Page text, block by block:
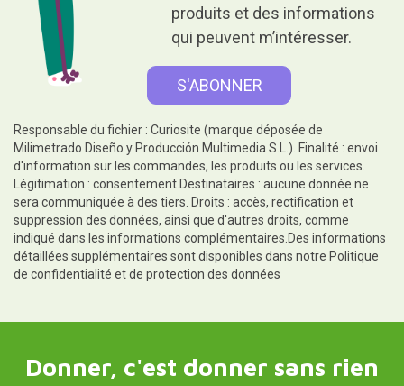
produits et des informations
qui peuvent m’intéresser.
Responsable du fichier : Curiosite (marque déposée de
Milimetrado Diseño y Producción Multimedia S.L.). Finalité : envoi
d'information sur les commandes, les produits ou les services.
Légitimation : consentement.Destinataires : aucune donnée ne
sera communiquée à des tiers. Droits : accès, rectification et
suppression des données, ainsi que d'autres droits, comme
indiqué dans les informations complémentaires.Des informations
détaillées supplémentaires sont disponibles dans notre Politique
de confidentialité et de protection des données
Donner, c'est donner sans rien